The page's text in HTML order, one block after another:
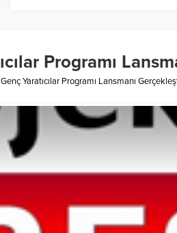
Programı
Yaratıcılar Programı Lansmanı